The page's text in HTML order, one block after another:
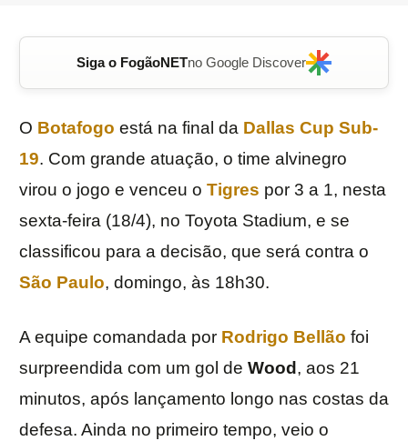
Siga o FogãoNETno Google Discover
O Botafogo está na final da Dallas Cup Sub-
19. Com grande atuação, o time alvinegro
virou o jogo e venceu o Tigres por 3 a 1, nesta
sexta-feira (18/4), no Toyota Stadium, e se
classificou para a decisão, que será contra o
São Paulo, domingo, às 18h30.
A equipe comandada por Rodrigo Bellão foi
surpreendida com um gol de Wood , aos 21
minutos, após lançamento longo nas costas da
defesa. Ainda no primeiro tempo, veio o